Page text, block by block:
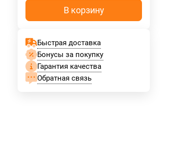
В корзину
Быстрая доставка
Бонусы за покупку
Гарантия качества
Обратная связь